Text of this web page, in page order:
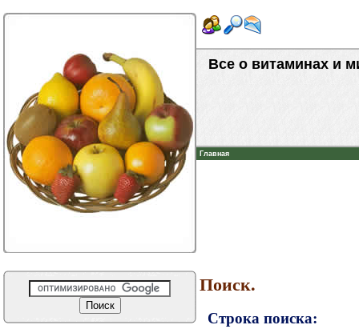
Все о витаминах и
Главная
Поиск.
Строка поиска: